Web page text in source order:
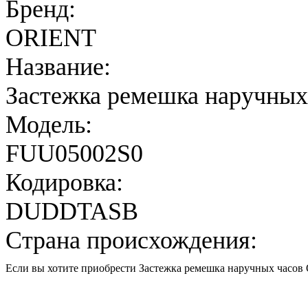
Бренд:
ORIENT
Название:
Застежка ремешка
Модель:
FUU05002S0
Кодировка:
DUDDTASB
Страна происхождения:
Если вы хотите приобрести Застежка ремешка наручных